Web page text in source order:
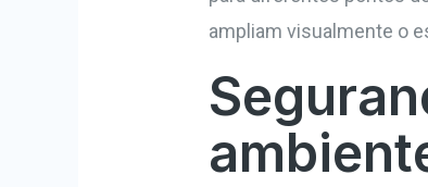
ampliam visualmente o